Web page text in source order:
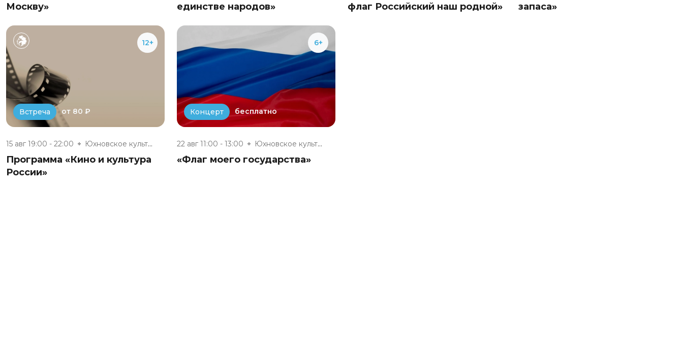
Москву»
единстве народов»
флаг Российский наш родной»
запаса»
12+
Встреча от 80 ₽
15 авг 19:00 - 22:00 Юхновское культурно-досуговое...
Программа «Кино и культура
России»
6+
Концерт бесплатно
22 авг 11:00 - 13:00 Юхновское культурно-досуговое...
«Флаг моего государства»